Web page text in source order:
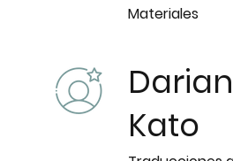
Materiales
Kato